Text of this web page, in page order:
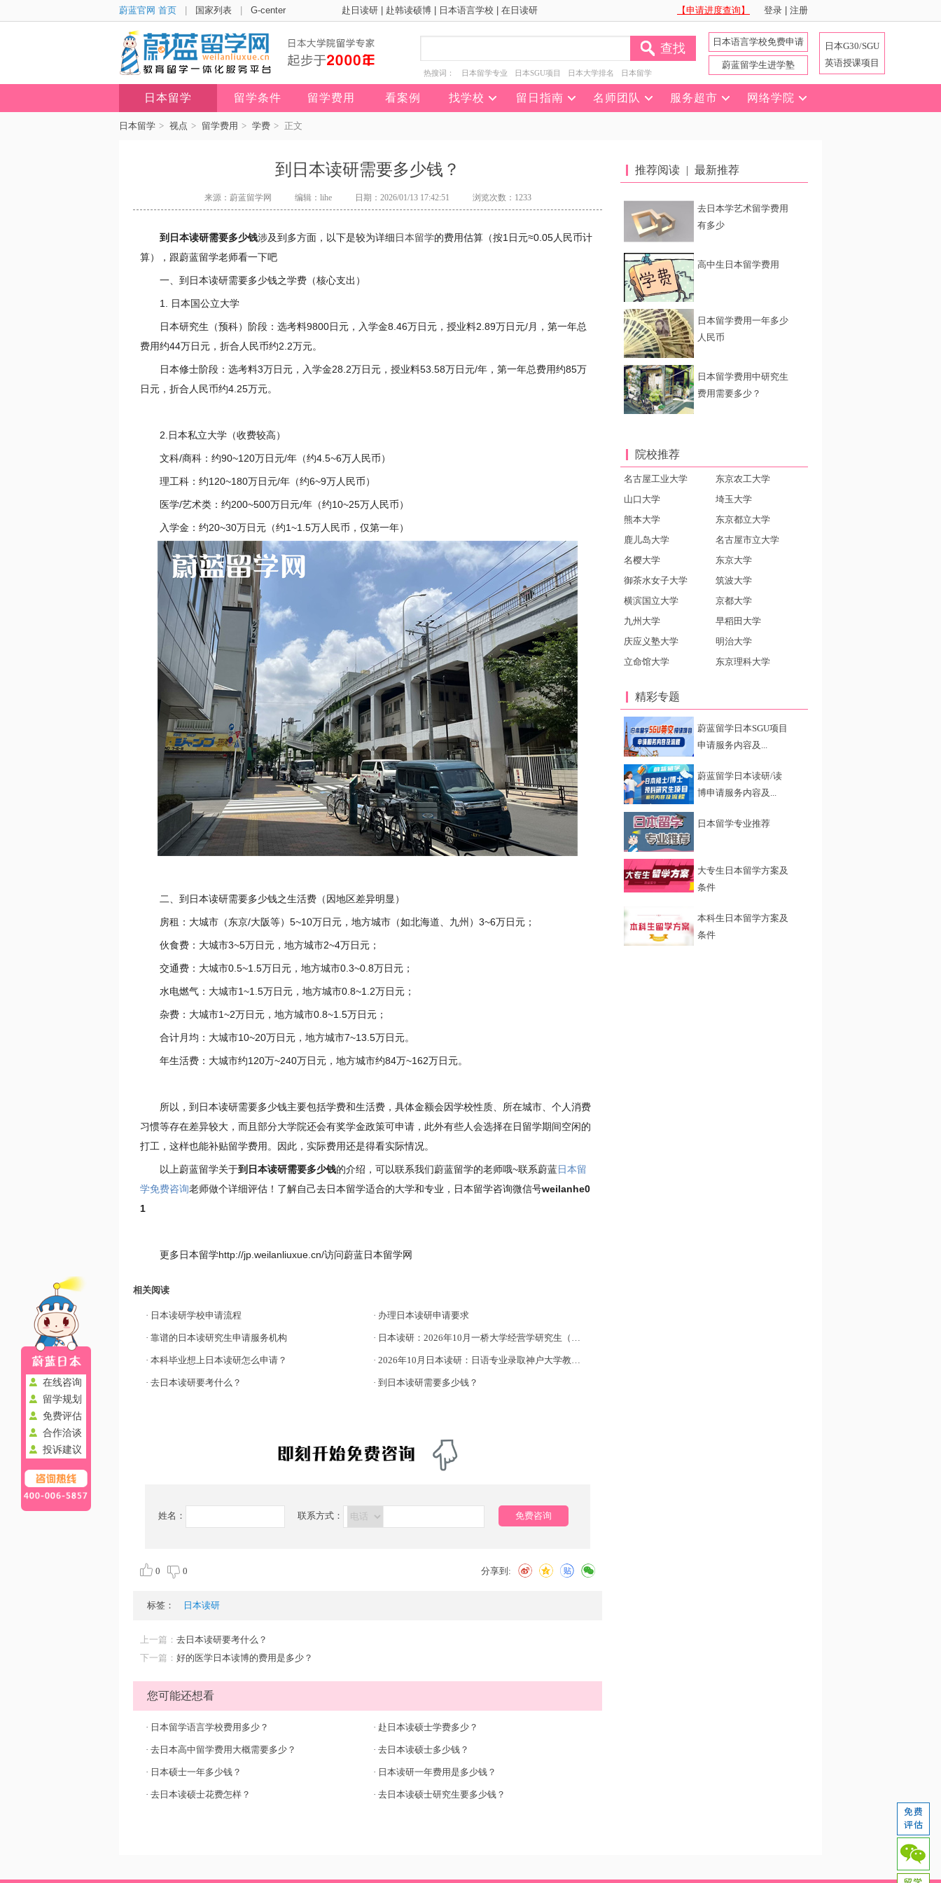
蔚蓝官网 首页 国家列表 G-center 赴日读研 赴韩读硕博 日本语言学校 在日读研 登录 注册
【申请进度查询】
日本语言学校免费申请
蔚蓝留学生进学塾
查找
热搜词： 日本留学专业 日本SGU项目 日本大学排名 日本留学
日本G30/SGU
英语授课项目
日本留学 留学条件 留学费用 看案例 找学校 留日指南 名师团队 服务超市 网络学院
日本留学 > 视点 > 留学费用 > 学费 > 正文
到日本读研需要多少钱？
来源：蔚蓝留学网 编辑：lihe 日期：2026/01/13 17:42:51 浏览次数：1233
到日本读研需要多少钱涉及到多方面，以下是较为详细日本留学的费用估算（按1日元≈0.05人民币计
算），跟蔚蓝留学老师看一下吧
一、到日本读研需要多少钱之学费（核心支出）
1. 日本国公立大学
日本研究生（预科）阶段：选考料9800日元，入学金8.46万日元，授业料2.89万日元/月，第一年总
费用约44万日元，折合人民币约2.2万元。
日本修士阶段：选考料3万日元，入学金28.2万日元，授业料53.58万日元/年，第一年总费用约85万
日元，折合人民币约4.25万元。
2.日本私立大学（收费较高）
文科/商科：约90~120万日元/年（约4.5~6万人民币）
理工科：约120~180万日元/年（约6~9万人民币）
医学/艺术类：约200~500万日元/年（约10~25万人民币）
入学金：约20~30万日元（约1~1.5万人民币，仅第一年）
二、到日本读研需要多少钱之生活费（因地区差异明显）
房租：大城市（东京/大阪等）5~10万日元，地方城市（如北海道、九州）3~6万日元；
伙食费：大城市3~5万日元，地方城市2~4万日元；
交通费：大城市0.5~1.5万日元，地方城市0.3~0.8万日元；
水电燃气：大城市1~1.5万日元，地方城市0.8~1.2万日元；
杂费：大城市1~2万日元，地方城市0.8~1.5万日元；
合计月均：大城市10~20万日元，地方城市7~13.5万日元。
年生活费：大城市约120万~240万日元，地方城市约84万~162万日元。
所以，到日本读研需要多少钱主要包括学费和生活费，具体金额会因学校性质、所在城市、个人消费
习惯等存在差异较大，而且部分大学院还会有奖学金政策可申请，此外有些人会选择在日留学期间空闲的
打工，这样也能补贴留学费用。因此，实际费用还是得看实际情况。
以上蔚蓝留学关于到日本读研需要多少钱的介绍，可以联系我们蔚蓝留学的老师哦~联系蔚蓝日本留
学免费咨询老师做个详细评估！了解自己去日本留学适合的大学和专业，日本留学咨询微信号weilanhe0
1
更多日本留学http://jp.weilanliuxue.cn/访问蔚蓝日本留学网
相关阅读
· 日本读研学校申请流程 · 办理日本读研申请要求
· 靠谱的日本读研究生申请服务机构 · 日本读研：2026年10月一桥大学经营学研究生（修士预科）
· 本科毕业想上日本读研怎么申请？ · 2026年10月日本读研：日语专业录取神户大学教育学研究生
· 去日本读研要考什么？ · 到日本读研需要多少钱？
姓名： 联系方式： 免费咨询
0 0 分享到:
标签： 日本读研
上一篇： 去日本读研要考什么？
下一篇： 好的医学日本读博的费用是多少？
您可能还想看
· 日本留学语言学校费用多少？ · 赴日本读硕士学费多少？
· 去日本高中留学费用大概需要多少？ · 去日本读硕士多少钱？
· 日本硕士一年多少钱？ · 日本读研一年费用是多少钱？
· 去日本读硕士花费怎样？ · 去日本读硕士研究生要多少钱？
推荐阅读 | 最新推荐
去日本学艺术留学费用
有多少
高中生日本留学费用
日本留学费用一年多少
人民币
日本留学费用中研究生
费用需要多少？
院校推荐
名古屋工业大学
东京农工大学
山口大学
埼玉大学
熊本大学
东京都立大学
鹿儿岛大学
名古屋市立大学
名樱大学
东京大学
御茶水女子大学
筑波大学
横滨国立大学
京都大学
九州大学
早稻田大学
庆应义塾大学
明治大学
立命馆大学
东京理科大学
精彩专题
蔚蓝留学日本SGU项目
申请服务内容及...
蔚蓝留学日本读研/读
博申请服务内容及...
日本留学专业推荐
大专生日本留学方案及
条件
本科生日本留学方案及
条件
在线咨询
留学规划
免费评估
合作洽谈
投诉建议